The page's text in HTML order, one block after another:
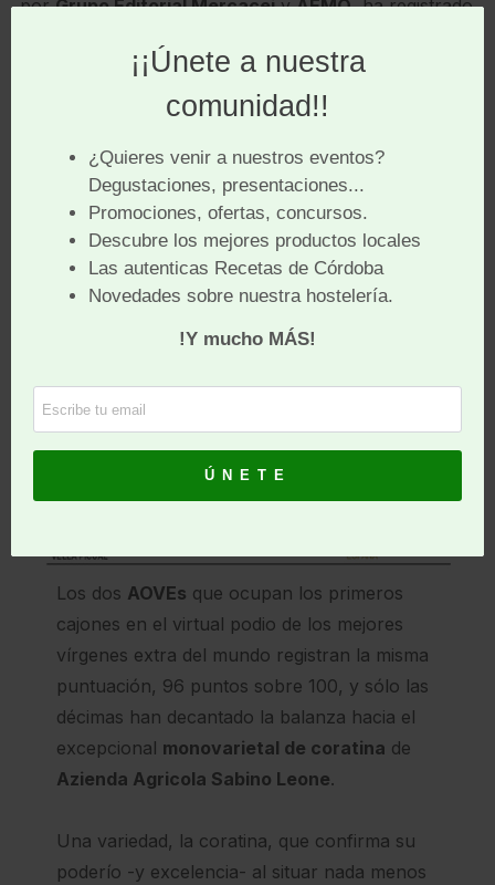
porGrupo Editorial MercaceiyAEMO, ha registrado
empate entreAOVEs de España e Italia, con cinco
representantes de cada uno.
Los dos AOVEs que ocupan los primeros
cajones en el virtual podio de los mejores
vírgenes extra del mundo registran la misma
puntuación, 96 puntos sobre 100, y sólo las
décimas han decantado la balanza hacia el
excepcional monovarietal de coratina de
Azienda Agricola Sabino Leone.
Una variedad, la coratina, que confirma su
poderío -y excelencia- al situar nada menos